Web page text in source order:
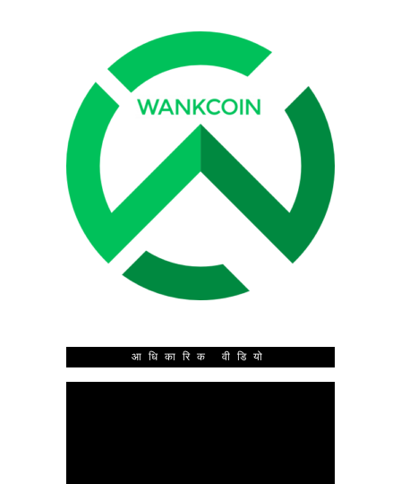
आधिकारिक वीडियो